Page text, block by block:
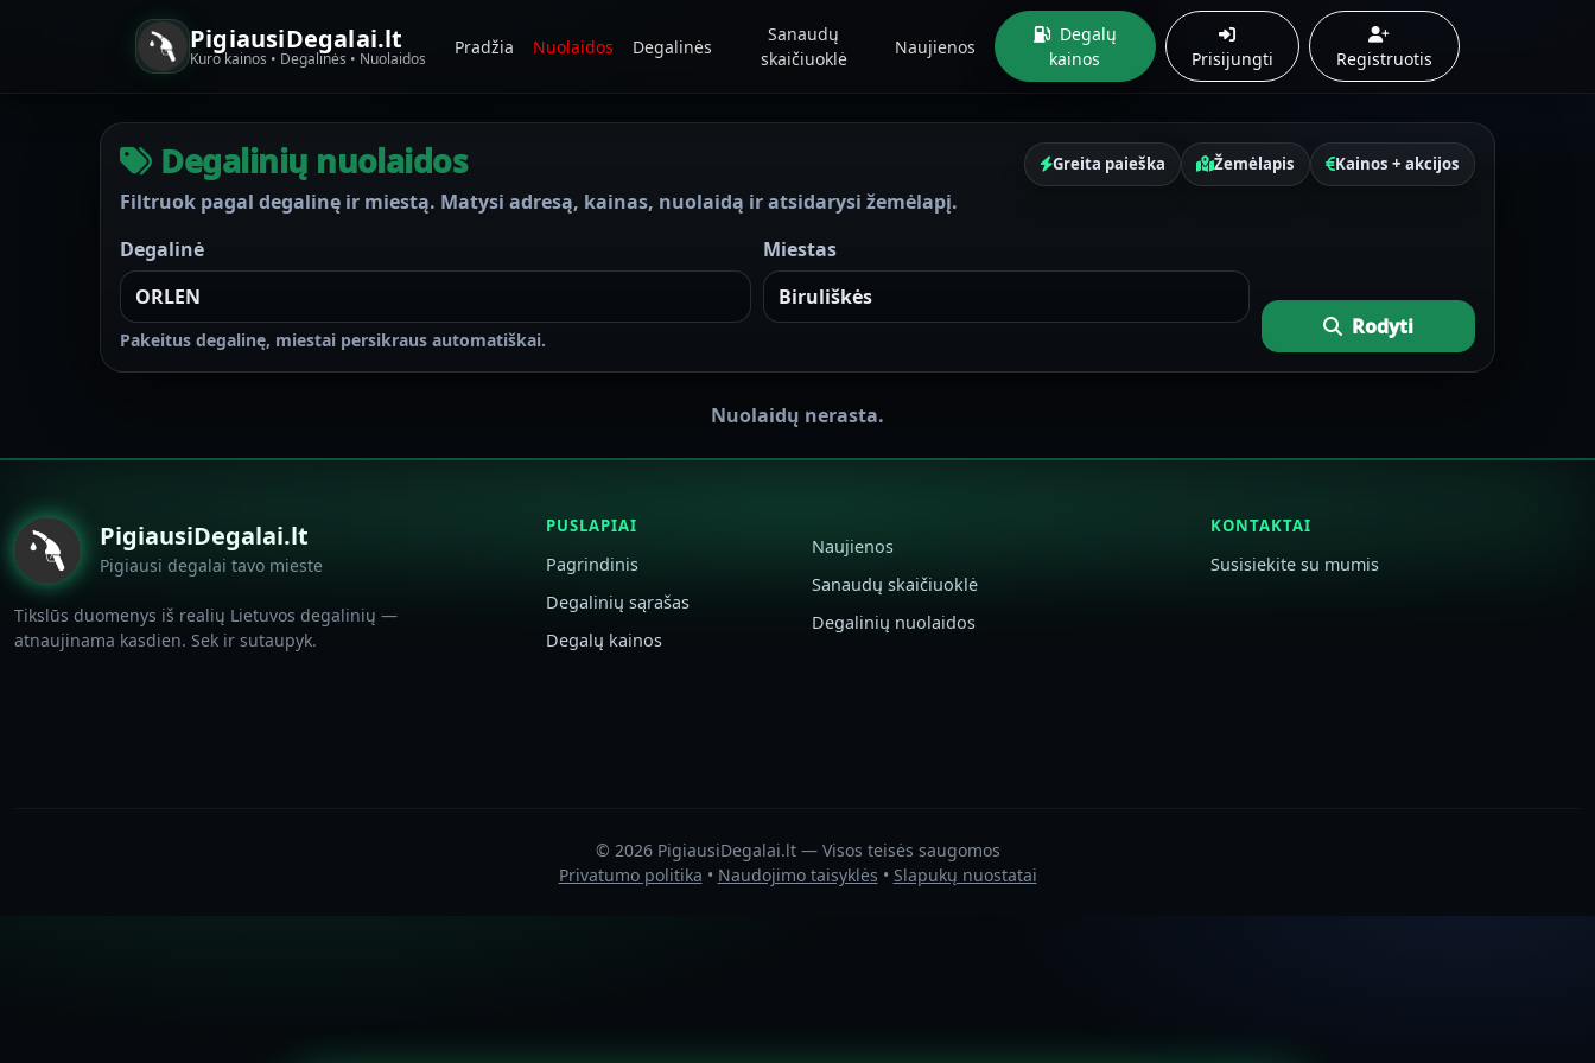
PigiausiDegalai.lt
Kuro kainos • Degalinės • Nuolaidos
Pradžia Nuolaidos Degalinės
Sanaudų
skaičiuoklė
Naujienos
Degalų
kainos
Prisijungti Registruotis
Degalinių nuolaidos
Filtruok pagal degalinę ir miestą. Matysi adresą, kainas, nuolaidą ir atsidarysi žemėlapį.
Greita paieška Žemėlapis Kainos + akcijos
Degalinė
Pakeitus degalinę, miestai persikraus automatiškai.
Miestas
Rodyti
Nuolaidų nerasta.
PigiausiDegalai.lt
Pigiausi degalai tavo mieste
Tikslūs duomenys iš realių Lietuvos degalinių —
atnaujinama kasdien. Sek ir sutaupyk.
PUSLAPIAI
Pagrindinis
Degalinių sąrašas
Degalų kainos
Naujienos
Sanaudų skaičiuoklė
Degalinių nuolaidos
KONTAKTAI
Susisiekite su mumis
© 2026 PigiausiDegalai.lt — Visos teisės saugomos
Privatumo politika • Naudojimo taisyklės • Slapukų nuostatai